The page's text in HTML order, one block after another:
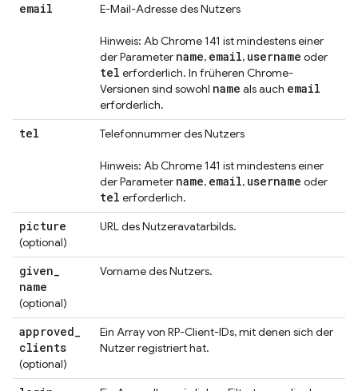
email E-Mail-Adresse des Nutzers
Hinweis: Ab Chrome 141 ist mindestens einer
der Parameter name, email, username oder
tel erforderlich. In früheren Chrome-
Versionen sind sowohl name als auch email
erforderlich.
tel Telefonnummer des Nutzers
Hinweis: Ab Chrome 141 ist mindestens einer
der Parameter name, email, username oder
tel erforderlich.
picture
(optional)
URL des Nutzeravatarbilds.
given_
name
(optional)
Vorname des Nutzers.
approved_
clients
(optional)
Ein Array von RP-Client-IDs, mit denen sich der
Nutzer registriert hat.